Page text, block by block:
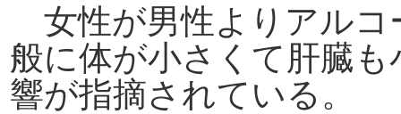
女性が男性よりアルコ
般に体が小さくて肝臓
響が指摘されている。